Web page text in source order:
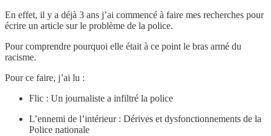
En effet, il y a déjà 3 ans j’ai commencé à faire mes recherches pour
écrire un article sur le problème de la police.
Pour comprendre pourquoi elle était à ce point le bras armé du
racisme.
Pour ce faire, j’ai lu :
Flic : Un journaliste a infiltré la police
L’ennemi de l’intérieur : Dérives et dysfonctionnements de la
Police nationale